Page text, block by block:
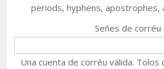
periods, hyphens, apostrophes,
Señes de corréu
Una cuenta de corréu válida.